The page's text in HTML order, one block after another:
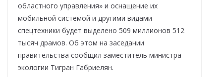
областного управления» и оснащение их
мобильной системой и другими видами
спецтехники будет выделено 509 миллионов 512
тысяч драмов. Об этом на заседании
правительства сообщил заместитель министра
экологии Тигран Габриелян.